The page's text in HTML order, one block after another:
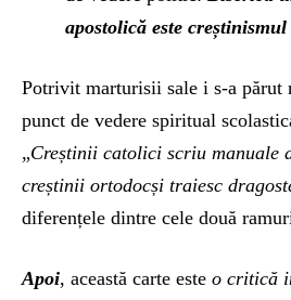
apostolică este
Potrivit marturisii sale i s-a părut
punct de vedere spiritual
„Creștinii catolici scriu manuale
creștinii ortodocși traiesc
diferențele dintre cele două
Apoi, această carte este o critică